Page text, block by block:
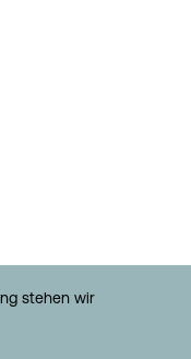
stehen wir